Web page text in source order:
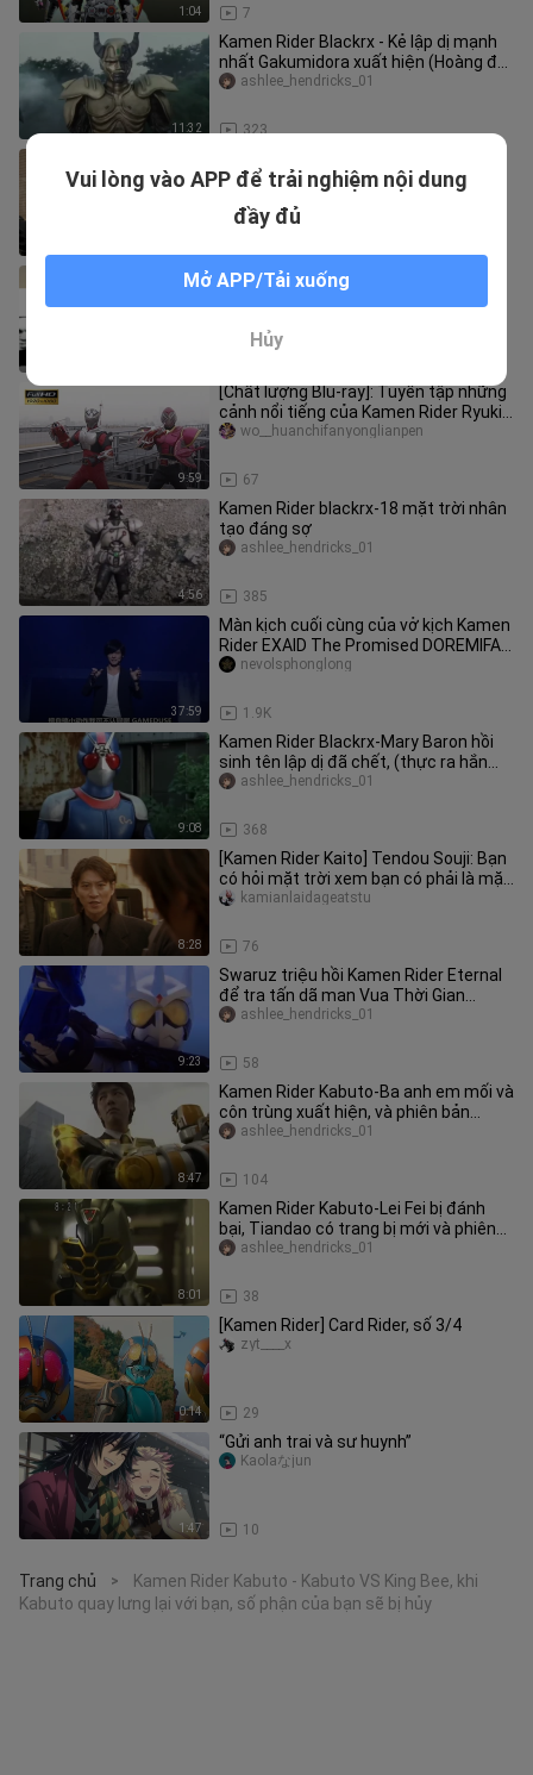
1:04 7
11:32
Kamen Rider Blackrx - Kẻ lập dị mạnh
nhất Gakumidora xuất hiện (Hoàng đế
Clexis cũng rất giỏi giết n
323
ashlee_hendricks_01
hình] Hình dạng chính của Kamen Rider
Đã xem tập 23-31 của "Kamen Rider
KABUTO" trong 32 phút
9:59
[Chất lượng Blu-ray]: Tuyển tập những
cảnh nổi tiếng của Kamen Rider Ryuki
"Phần 3"
67
wo__huanchifanyonglianpen
4:56
Kamen Rider blackrx-18 mặt trời nhân
tạo đáng sợ
385
ashlee_hendricks_01
37:59
Màn kịch cuối cùng của vở kịch Kamen
Rider EXAID The Promised DOREMIFA
BEAT
1.9K
nevolsphonglong
9:08
Kamen Rider Blackrx-Mary Baron hồi
sinh tên lập dị đã chết, (thực ra hắn
không có cấp dưới) hiệp sĩ
368
ashlee_hendricks_01
8:28
[Kamen Rider Kaito] Tendou Souji: Bạn
có hỏi mặt trời xem bạn có phải là mặt
trời không?
76
kamianlaidageatstu
9:23
Swaruz triệu hồi Kamen Rider Eternal
để tra tấn dã man Vua Thời Gian
Katsumi Daido: Tôi không thua,
58
ashlee_hendricks_01
8:47
Kamen Rider Kabuto-Ba anh em mối và
côn trùng xuất hiện, và phiên bản
Mishima của Hiệp sĩ ong chúa x
104
ashlee_hendricks_01
8:01
Kamen Rider Kabuto-Lei Fei bị đánh
bại, Tiandao có trang bị mới và phiên
bản Queen Bee của Kageyama
38
ashlee_hendricks_01
0:14
[Kamen Rider] Card Rider, số 3/4
29
zyt____x
1:47
“Gửi anh trai và sư huynh”
10
Kaolaなjun
Trang chủ >
Kamen Rider Kabuto - Kabuto VS King Bee, khi
Kabuto quay lưng lại với bạn, số phận của bạn sẽ bị hủy
Vui lòng vào APP để trải nghiệm nội dung
đầy đủ
Mở APP/Tải xuống
Hủy